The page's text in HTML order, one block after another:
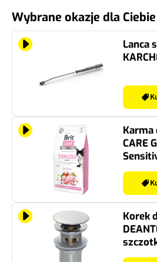
Wybrane okazje dla Ciebie
Lanca
Karma
CARE
Korek